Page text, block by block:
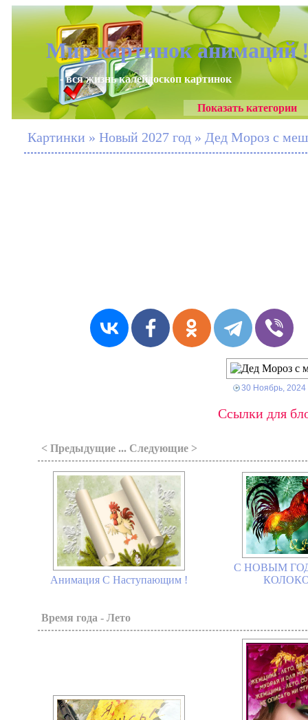
Мир картинок анимаций
- вся жизнь калейдоскоп картинок
Показать категории
Картинки » Новый 2027 год » Дед Мороз с
30 Ноябрь, 2024
Ссылки для
< Предыдущие ... Следующие >
Анимация С Наступающим !
С НОВЫМ
Время года - Лето